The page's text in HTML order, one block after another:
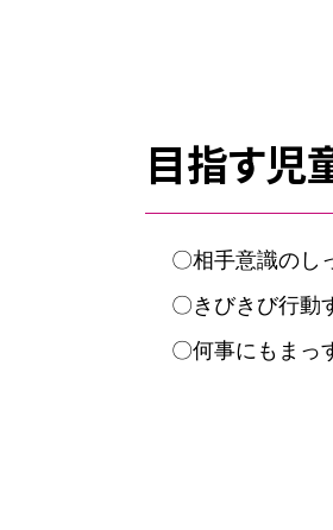
目指す児
〇相手意識のし
〇きびきび行動
〇何事にもまっ